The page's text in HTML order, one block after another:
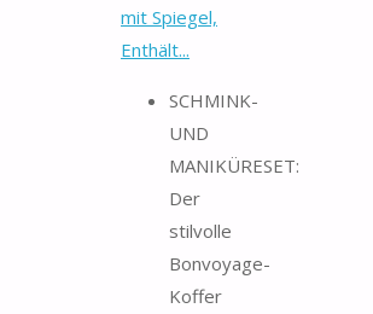
mit Spiegel,
Enthält...
SCHMINK-
UND
MANIKÜRESET:
Der
stilvolle
Bonvoyage-
Koffer